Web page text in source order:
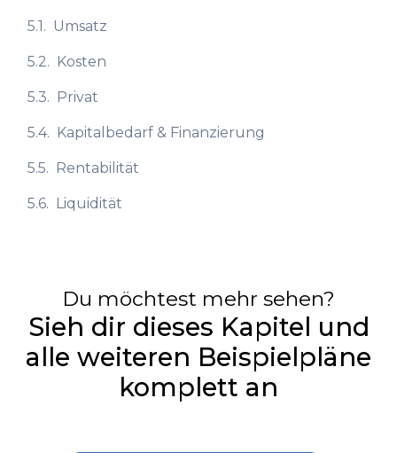
5.1. Umsatz
5.2. Kosten
5.3. Privat
5.4. Kapitalbedarf & Finanzierung
5.5. Rentabilität
5.6. Liquidität
Du möchtest mehr sehen?
Sieh dir dieses Kapitel und
alle weiteren Beispielpläne
komplett an